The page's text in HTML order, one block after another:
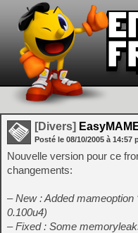
[Divers]
Posté le 08/10/2005 à 14:57
Nouvelle version pour ce
changements:
– New : Added mameoption
0.100u4)
– Fixed : Some